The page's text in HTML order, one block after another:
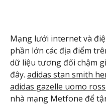
Mạng lưới internet và
phần lớn các địa điểm
dữ liệu tương đối chậm
đây. adidas stan smith
adidas gazelle uomo
nhà mạng Metfone để